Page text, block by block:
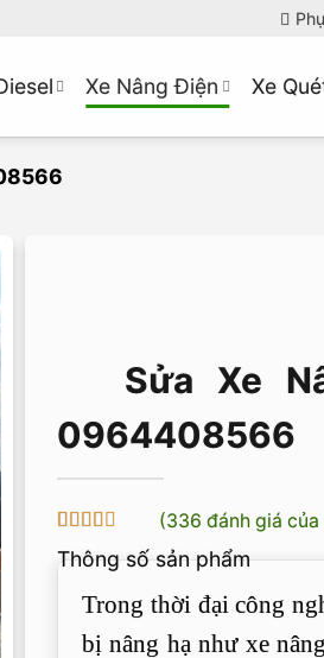
Xe Nâng Điện Xe
Sửa Xe
0964408566
2.49
trên 5
trên
334
(336 đánh giá
Thông số sản phẩm
Trong thời đại công
bị nâng hạ như xe